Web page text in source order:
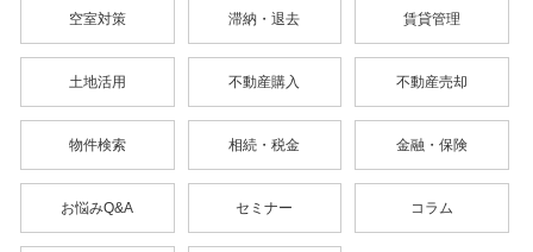
空室対策 滞納・退去 賃貸管理
土地活用 不動産購入 不動産売却
物件検索 相続・税金 金融・保険
お悩みQ&A セミナー コラム